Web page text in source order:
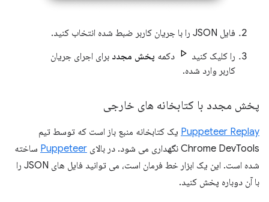
فایل JSON را با جریان کاربر ضبط شده انتخاب کنید.
را کلیک کنید
دکمه پخش مجدد برای اجرای جریان
کاربر وارد شده.
پخش مجدد با کتابخانه های خارجی
Puppeteer Replay یک کتابخانه منبع باز است که توسط تیم
Chrome DevTools نگهداری می شود. در بالای
Puppeteer ساخته
شده است. این یک ابزار خط فرمان است، می توانید فایل های JSON را
با آن دوباره پخش کنید.